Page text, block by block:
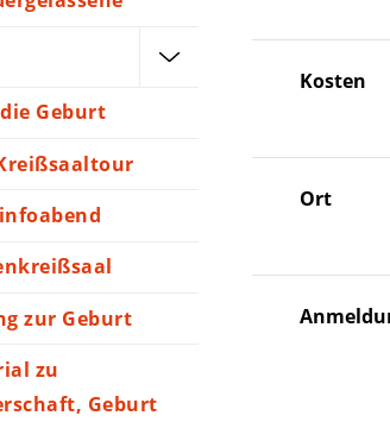
Geburt
zur Geburt
zu
Geburt
Kosten
Ort